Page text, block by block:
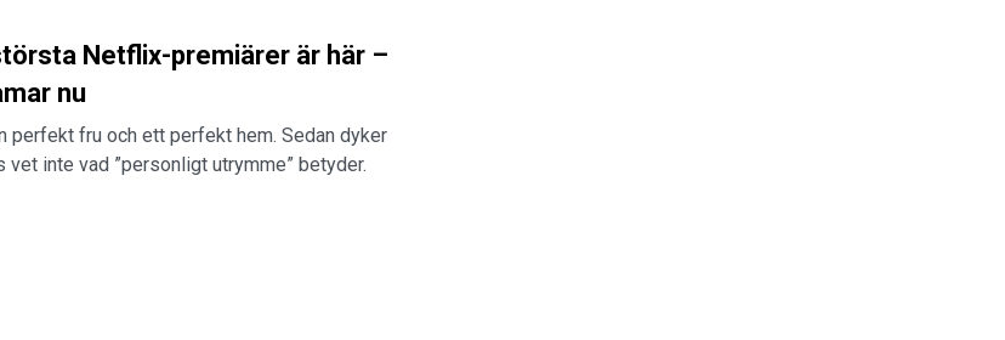
Netflix-premiärer är här –
nu
perfekt fru och ett perfekt hem. Sedan dyker
vet inte vad ”personligt utrymme” betyder.